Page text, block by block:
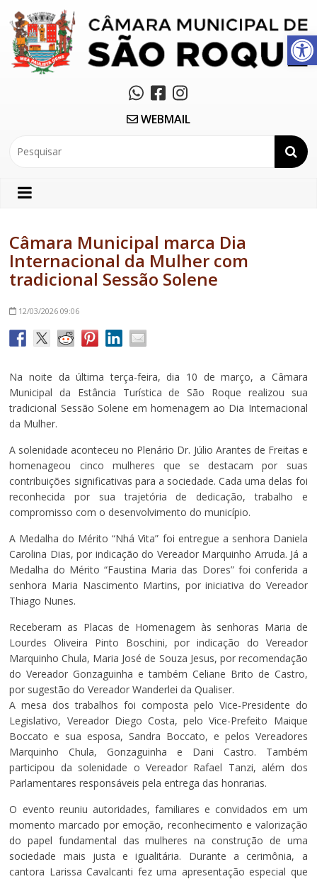
Abrir a barra de ferramentas
WEBMAIL
Câmara Municipal marca Dia
Internacional da Mulher com
tradicional Sessão Solene
12/03/2026 09:06
Na noite da última terça-feira, dia 10 de março, a Câmara
Municipal da Estância Turística de São Roque realizou sua
tradicional Sessão Solene em homenagem ao Dia Internacional
da Mulher.
A solenidade aconteceu no Plenário Dr. Júlio Arantes de Freitas e
homenageou cinco mulheres que se destacam por suas
contribuições significativas para a sociedade. Cada uma delas foi
reconhecida por sua trajetória de dedicação, trabalho e
compromisso com o desenvolvimento do município.
A Medalha do Mérito “Nhá Vita” foi entregue a senhora Daniela
Carolina Dias, por indicação do Vereador Marquinho Arruda. Já a
Medalha do Mérito “Faustina Maria das Dores” foi conferida a
senhora Maria Nascimento Martins, por iniciativa do Vereador
Thiago Nunes.
Receberam as Placas de Homenagem às senhoras Maria de
Lourdes Oliveira Pinto Boschini, por indicação do Vereador
Marquinho Chula, Maria José de Souza Jesus, por recomendação
do Vereador Gonzaguinha e também Celiane Brito de Castro,
por sugestão do Vereador Wanderlei da Qualiser.
A mesa dos trabalhos foi composta pelo Vice-Presidente do
Legislativo, Vereador Diego Costa, pelo Vice-Prefeito Maique
Boccato e sua esposa, Sandra Boccato, e pelos Vereadores
Marquinho Chula, Gonzaguinha e Dani Castro. Também
participou da solenidade o Vereador Rafael Tanzi, além dos
Parlamentares responsáveis pela entrega das honrarias.
O evento reuniu autoridades, familiares e convidados em um
momento marcado por emoção, reconhecimento e valorização
do papel fundamental das mulheres na construção de uma
sociedade mais justa e igualitária. Durante a cerimônia, a
cantora Larissa Cavalcanti fez uma apresentação especial que